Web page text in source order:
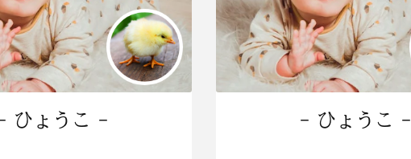
ひょうこ - - ひょうこ -